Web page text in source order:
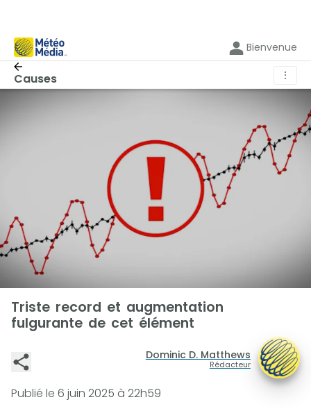
Bienvenue
Causes ⋮
Triste record et augmentation
fulgurante de cet élément
Dominic D. Matthews
Rédacteur
Publié le 6 juin 2025 à 22h59